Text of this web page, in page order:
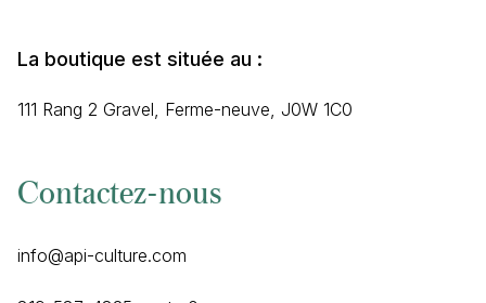
La boutique est située au :
111 Rang 2 Gravel, Ferme-neuve, J0W 1C0
Contactez-nous
info@api-culture.com